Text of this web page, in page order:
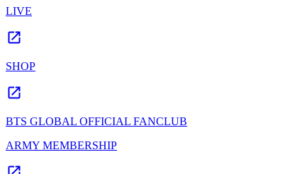
LIVE
SHOP
BTS GLOBAL OFFICIAL FANCLUB
ARMY MEMBERSHIP